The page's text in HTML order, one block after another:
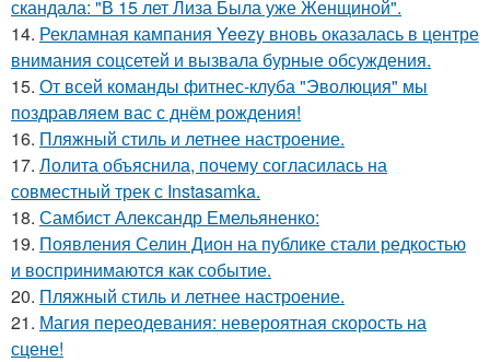
скандала: "В 15 лет Лиза Была уже Женщиной".
14. Рекламная кампания Yeezy вновь оказалась в центре
внимания соцсетей и вызвала бурные обсуждения.
15. От всей команды фитнес-клуба "Эволюция" мы
поздравляем вас с днём рождения!
16. Пляжный стиль и летнее настроение.
17. Лолита объяснила, почему согласилась на
совместный трек с Instasamka.
18. Самбист Александр Емельяненко:
19. Появления Селин Дион на публике стали редкостью
и воспринимаются как событие.
20. Пляжный стиль и летнее настроение.
21. Магия переодевания: невероятная скорость на
сцене!